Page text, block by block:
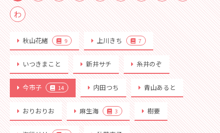
わ
秋山花緒 9 上川きち 7
いつきまこと 新井サチ 糸井のぞ
今市子 14 内田つち 青山あると
おりおりお 麻生海 3 樹要